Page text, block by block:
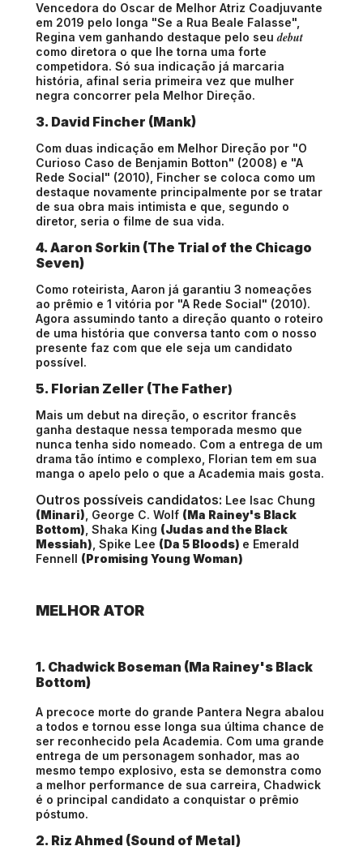
Vencedora do Oscar de Melhor Atriz Coadjuvante
em 2019 pelo longa "Se a Rua Beale Falasse",
Regina vem ganhando destaque pelo seudebut
como diretora o que lhe torna uma forte
competidora. Só sua indicação já marcaria
história, afinal seria primeira vez que mulher
negra concorrer pela Melhor Direção.
3. David Fincher (Mank)
Com duas indicação em Melhor Direção por "O
Curioso Caso de Benjamin Botton" (2008) e "A
Rede Social" (2010), Fincher se coloca como um
destaque novamente principalmente por se tratar
de sua obra mais intimista e que, segundo o
diretor, seria o filme de sua vida.
4. Aaron Sorkin (The Trial of the Chicago
Seven)
Como roteirista, Aaron já garantiu 3 nomeações
ao prêmio e 1 vitória por "A Rede Social" (2010).
Agora assumindo tanto a direção quanto o roteiro
de uma história que conversa tanto com o nosso
presente faz com que ele seja um candidato
possível.
5. Florian Zeller (The Father)
Mais um debut na direção, o escritor francês
ganha destaque nessa temporada mesmo que
nunca tenha sido nomeado. Com a entrega de um
drama tão íntimo e complexo, Florian tem em sua
manga o apelo pelo o que a Academia mais gosta.
Outros possíveis candidatos: Lee Isac Chung
(Minari) , George C. Wolf (Ma Rainey's Black
Bottom) , Shaka King (Judas and the Black
Messiah) , Spike Lee (Da 5 Bloods) e Emerald
Fennell (Promising Young Woman)
MELHOR ATOR
1. Chadwick Boseman (Ma Rainey's Black
Bottom)
A precoce morte do grande Pantera Negra abalou
a todos e tornou esse longa sua última chance de
ser reconhecido pela Academia. Com uma grande
entrega de um personagem sonhador, mas ao
mesmo tempo explosivo, esta se demonstra como
a melhor performance de sua carreira, Chadwick
é o principal candidato a conquistar o prêmio
póstumo.
2. Riz Ahmed (Sound of Metal)